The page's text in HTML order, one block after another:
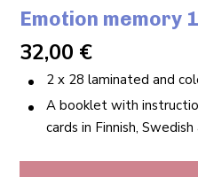
Emotion memory 1
32,00 €
2 x 28 laminated and
A booklet with
cards in Finnish, Swedish